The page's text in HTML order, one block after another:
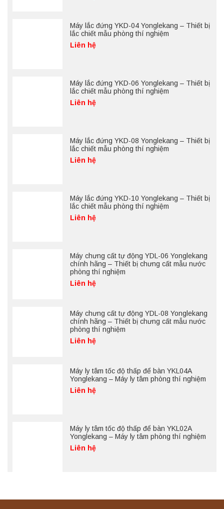
Máy lắc đứng YKD-04 Yonglekang – Thiết bị
lắc chiết mẫu phòng thí nghiệm
Liên hệ
Máy lắc đứng YKD-06 Yonglekang – Thiết bị
lắc chiết mẫu phòng thí nghiệm
Liên hệ
Máy lắc đứng YKD-08 Yonglekang – Thiết bị
lắc chiết mẫu phòng thí nghiệm
Liên hệ
Máy lắc đứng YKD-10 Yonglekang – Thiết bị
lắc chiết mẫu phòng thí nghiệm
Liên hệ
Máy chưng cất tự động YDL-06 Yonglekang
chính hãng – Thiết bị chưng cất mẫu nước
phòng thí nghiệm
Liên hệ
Máy chưng cất tự động YDL-08 Yonglekang
chính hãng – Thiết bị chưng cất mẫu nước
phòng thí nghiệm
Liên hệ
Máy ly tâm tốc độ thấp để bàn YKL04A
Yonglekang – Máy ly tâm phòng thí nghiệm
Liên hệ
Máy ly tâm tốc độ thấp để bàn YKL02A
Yonglekang – Máy ly tâm phòng thí nghiệm
Liên hệ